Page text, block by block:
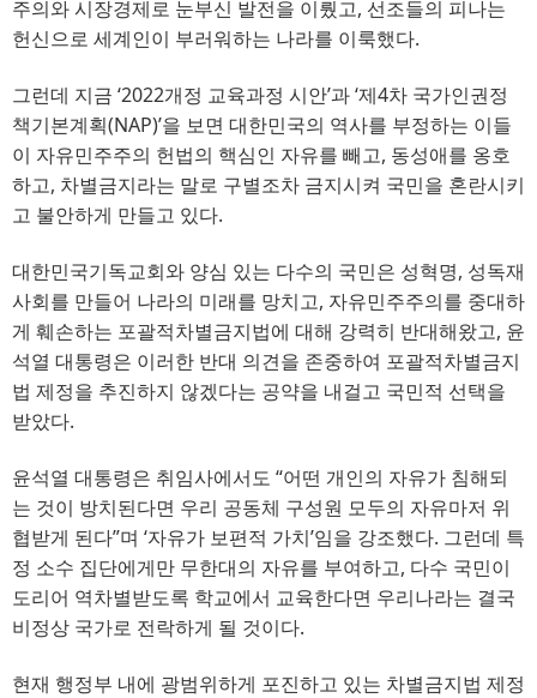
주의와 시장경제로 눈부신 발전을 이뤘고, 선조들의 피나는
헌신으로 세계인이 부러워하는 나라를 이룩했다.
그런데 지금 ‘2022개정 교육과정 시안’과 ‘제4차 국가인권정
책기본계획(NAP)’을 보면 대한민국의 역사를 부정하는 이들
이 자유민주주의 헌법의 핵심인 자유를 빼고, 동성애를 옹호
하고, 차별금지라는 말로 구별조차 금지시켜 국민을 혼란시키
고 불안하게 만들고 있다.
대한민국기독교회와 양심 있는 다수의 국민은 성혁명, 성독재
사회를 만들어 나라의 미래를 망치고, 자유민주주의를 중대하
게 훼손하는 포괄적차별금지법에 대해 강력히 반대해왔고, 윤
석열 대통령은 이러한 반대 의견을 존중하여 포괄적차별금지
법 제정을 추진하지 않겠다는 공약을 내걸고 국민적 선택을
받았다.
윤석열 대통령은 취임사에서도 “어떤 개인의 자유가 침해되
는 것이 방치된다면 우리 공동체 구성원 모두의 자유마저 위
협받게 된다”며 ‘자유가 보편적 가치’임을 강조했다. 그런데 특
정 소수 집단에게만 무한대의 자유를 부여하고, 다수 국민이
도리어 역차별받도록 학교에서 교육한다면 우리나라는 결국
비정상 국가로 전락하게 될 것이다.
현재 행정부 내에 광범위하게 포진하고 있는 차별금지법 제정